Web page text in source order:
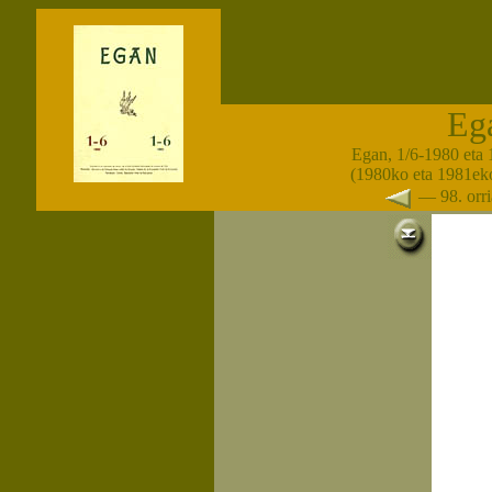
Egan, 1/6-1980 eta
(1980ko eta
— 98.